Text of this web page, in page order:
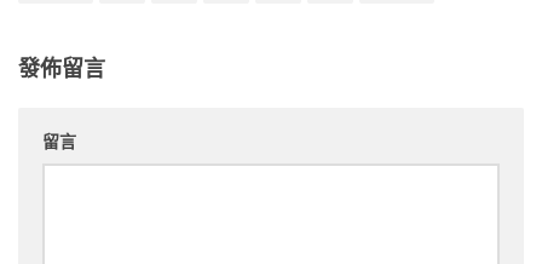
發佈留言
留言